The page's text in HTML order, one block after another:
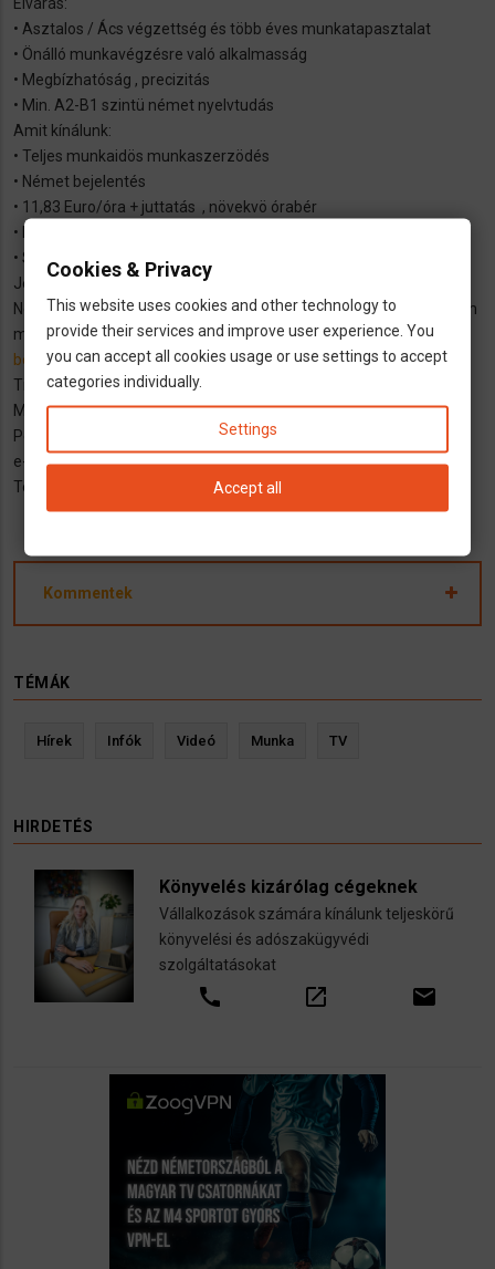
• Asztalos / Ács végzettség és több éves munkatapasztalat
• Önálló munkavégzésre való alkalmasság
• Megbízhatóság , precizitás
• Min. A2-B1 szintü német nyelvtudás
Amit kínálunk:
• Teljes munkaidös munkaszerzödés
• Német bejelentés
• 11,83 Euro/óra + juttatás , növekvö órabér
• Hosszútávú munkalehetöség
• Szállásban tudunk segíteni
Jelentkezés:
Német nyelvü önéletrajzal és a végzettséget igazoló dokumentum
másolatával a következö e-mail címen:
bewerbung.eu-worker@orizon.de
Tisztelettel:
Molnár Éva
Personalberaterin Recruiting Orizon GmbH
e-mail:e.molnar@orizon.de
Tel.: +491736277569
Kommentek
TÉMÁK
Hírek Infók Videó Munka TV
HIRDETÉS
Könyvelés kizárólag cégeknek
Vállalkozások számára kínálunk teljeskörű
könyvelési és adószakügyvédi
szolgáltatásokat
call open_in_new email
Cookies & Privacy
This website uses cookies and other technology to
provide their services and improve user experience. You
you can accept all cookies usage or use settings to accept
categories individually.
Settings
Accept all